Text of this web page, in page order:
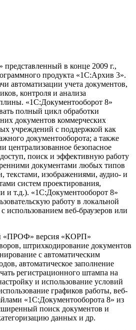
в конце 2009 г.,
продукта «1С:Архив 3».
автоматизации учета документов,
контроля и анализа
«1С:Документооборот 8»
полный цикл обработки
документов коммерческих
учреждений с поддержкой как
документооборота; а также
централизованное безопасное
поиск и эффективную работу
документами любых типов
изображениями, аудио- и
систем проектирования,
и т.д.). «1С:Документооборот 8»
работу в локальной
использованием веб-браузеров или
«ПРОФ» версия «КОРП»
штрихкодирование документов
с автоматическим
автоматическое заполнение
регистрационного штампа на
и использование условий
графиков работы, веб-
«1С:Документооборота 8» из
поиск документов и
данных и др.